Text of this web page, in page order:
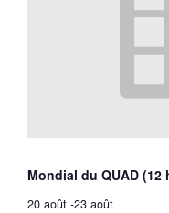
Mondial du QUAD (12
20 août -23 août